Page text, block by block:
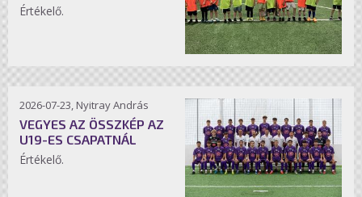
Értékelő.
2026-07-23, Nyitray András
VEGYES AZ ÖSSZKÉP AZ
U19-ES CSAPATNÁL
Értékelő.